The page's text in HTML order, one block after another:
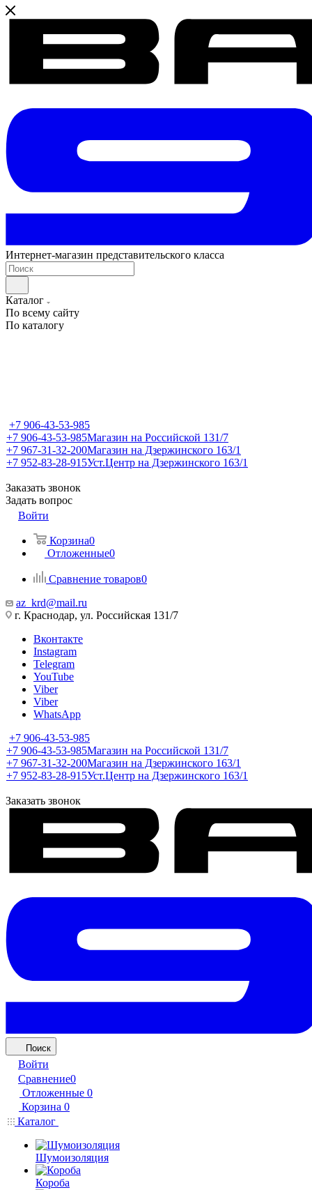
Интернет-магазин представительского класса
Каталог
По всему сайту
По каталогу
+7 906-43-53-985
+7 906-43-53-985Магазин на Российской 131/7
+7 967-31-32-200Магазин на Дзержинского 163/1
+7 952-83-28-915Уст.Центр на Дзержинского 163/1
Заказать звонок
Задать вопрос
Войти
Корзина0
Отложенные0
Сравнение товаров0
az_krd@mail.ru
г. Краснодар, ул. Российская 131/7
Вконтакте
Instagram
Telegram
YouTube
Viber
Viber
WhatsApp
+7 906-43-53-985
+7 906-43-53-985Магазин на Российской 131/7
+7 967-31-32-200Магазин на Дзержинского 163/1
+7 952-83-28-915Уст.Центр на Дзержинского 163/1
Заказать звонок
Поиск
Войти
Сравнение0
Отложенные 0
Корзина 0
Каталог
Шумоизоляция
Короба